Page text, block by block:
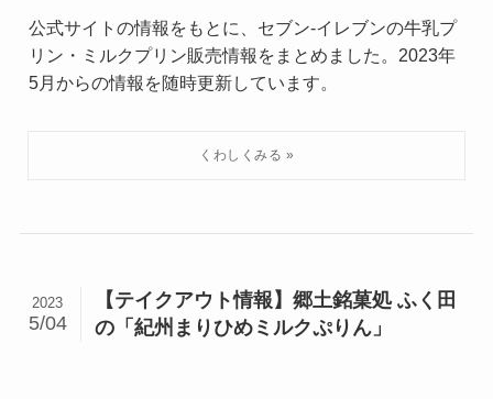
公式サイトの情報をもとに、セブン-イレブンの牛乳プ
リン・ミルクプリン販売情報をまとめました。2023年
5月からの情報を随時更新しています。
【テイクアウト情報】郷土銘菓処 ふく田
の「紀州まりひめミルクぷりん」
2023
5/04